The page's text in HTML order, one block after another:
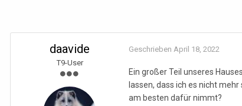
daavide
T9-User
Geschrieben April 18, 2022
Ein großer Teil unseres
lassen, dass ich es nicht
am besten dafür nimmt?